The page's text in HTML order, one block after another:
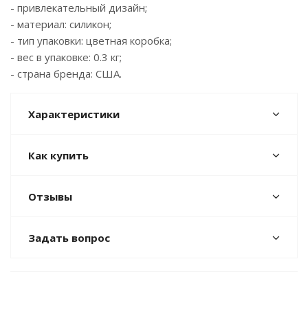
- привлекательный дизайн;
- материал: силикон;
- тип упаковки: цветная коробка;
- вес в упаковке: 0.3 кг;
- страна бренда: США.
Характеристики
Как купить
Отзывы
Задать вопрос